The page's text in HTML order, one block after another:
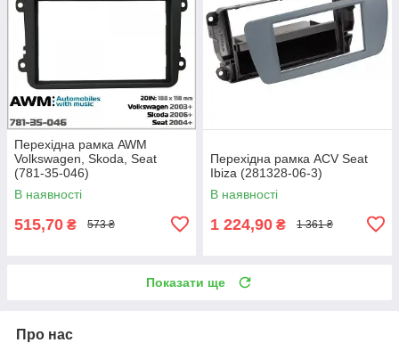
Перехідна рамка AWM
Volkswagen, Skoda, Seat
(781-35-046)
В наявності
515,70 ₴ 573 ₴
Перехідна рамка ACV Seat
Ibiza (281328-06-3)
В наявності
1 224,90 ₴ 1 361 ₴
Показати ще
Про нас